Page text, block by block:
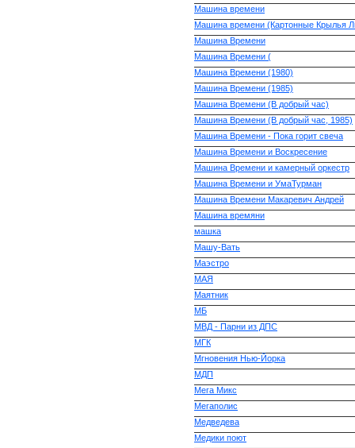
Машина времени
Машина времени (Картонные Крылья
Машина Времени
Машина Времени (
Машина Времени (1980)
Машина Времени (1985)
Машина Времени (В добрый час)
Машина Времени (В добрый час, 1985)
Машина Времени - Пока горит свеча
Машина Времени и Воскресение
Машина Времени и камерный оркестр
Машина Времени и УмаТурман
Машина Времени Макаревич Андрей
Машина времяни
машка
Машу-Вать
Маэстро
МАЯ
Маятник
МБ
МВД - Парни из ДПС
МГК
Мгновения Нью-Йорка
МДП
Мега Микс
Мегаполис
Медведева
Медики поют